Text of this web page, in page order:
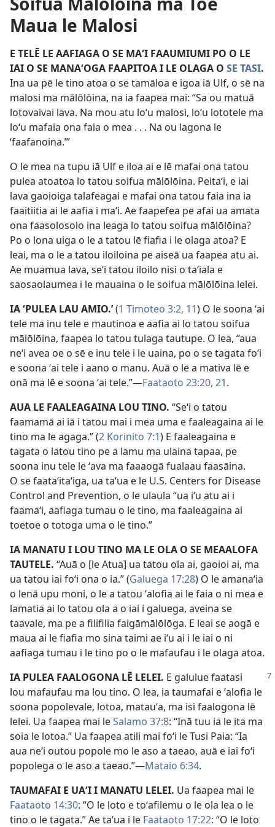
Maua le Malosi
E TELĒ LE AAFIAGA O SE MAʻI FAAUMIUMI PO O LE
IAI O SE MANAʻOGA FAAPITOA I LE OLAGA O SE TASI.
Ina ua pē le tino atoa o se tamāloa e igoa iā Ulf, o sē na
malosi ma mālōlōina, na ia faapea mai: “Sa ou matuā
lotovaivai lava. Na mou atu loʻu malosi, loʻu lototele ma
loʻu mafaia ona faia o mea . . . Na ou lagona le
ʻfaafanoina.’”
O le mea na tupu iā Ulf e iloa ai e lē mafai ona tatou
pulea atoatoa lo tatou soifua mālōlōina. Peitaʻi, e iai
lava gaoioiga talafeagai e mafai ona tatou faia ina ia
faaitiitia ai le aafia i maʻi. Ae faapefea pe afai ua amata
ona faasolosolo ina leaga lo tatou soifua mālōlōina?
Po o lona uiga o le a tatou lē fiafia i le olaga atoa? E
leai, ma o le a tatou iloiloina pe aiseā ua faapea atu ai.
Ae muamua lava, seʻi tatou iloilo nisi o taʻiala e
saosaolaumea i le mauaina o le soifua mālōlōina lelei.
IA ʻPULEA LAU AMIO.’(1 Timoteo 3:2, 11) O le soona ʻai
tele ma inu tele e mautinoa e aafia ai lo tatou soifua
mālōlōina, faapea lo tatou tulaga tautupe. O lea, “aua
neʻi avea oe o sē e inu tele i le uaina, po o se tagata foʻi
e soona ʻai tele i aano o manu. Auā o le a mativa lē e
onā ma lē e soona ʻai tele.”​—Faataoto 23:20, 21.
AUA LE FAALEAGAINA LOU TINO. “Seʻi o tatou
faamamā ai iā i tatou mai i mea uma e faaleagaina ai le
tino ma le agaga.” (2 Korinito 7:1) E faaleagaina e
tagata o latou tino pe a lamu ma ulaina tapaa, pe
soona inu tele le ʻava ma faaaogā fualaau faasāina.
O se faataʻitaʻiga, ua taʻua e le U.S. Centers for Disease
Control and Prevention, o le ulaula “ua iʻu atu ai i
faamaʻi, aafiaga tumau o le tino, ma faaleagaina ai
toetoe o totoga uma o le tino.”
IA MANATU I LOU TINO MA LE OLA O SE MEAALOFA
TAUTELE. “Auā o [le Atua] ua tatou ola ai, gaoioi ai, ma
ua tatou iai foʻi ona o ia.” (Galuega 17:28) O le amanaʻia
o lenā upu moni, o le a tatou ʻalofia ai le faia o ni mea e
lamatia ai lo tatou ola a o iai i galuega, aveina se
taavale, ma pe a filifilia faigāmālōlōga. E leai se aogā e
maua ai le fiafia mo sina taimi ae iʻu ai i le iai o ni
aafiaga tumau i le tino po o le mafaufau i le olaga atoa.
IA PULEA FAALOGONA LĒ LELEI. E galulue faatasi
lou mafaufau ma lou tino. O lea, ia taumafai e ʻalofia le
soona popolevale, lotoa, matauʻa, ma isi faalogona lē
lelei. Ua faapea mai leSalamo 37:8: “Inā tuu ia le ita ma
soia le lotoa.” Ua faapea atili mai foʻi le Tusi Paia: “Ia
aua neʻi outou popole mo le aso a taeao, auā e iai foʻi
popolega o le aso a taeao.”​—Mataio 6:34.
TAUMAFAI E UAʻI I MANATU LELEI. Ua faapea mai le
Faataoto 14:30: “O le loto e toʻafilemu o le ola lea o le
tino o le tagata.” Ae taʻua i le Faataoto 17:22: “O le loto